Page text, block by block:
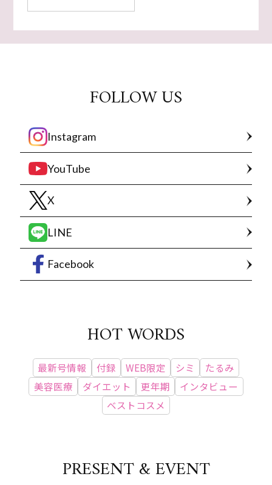
FOLLOW US
Instagram
YouTube
X
LINE
Facebook
HOT WORDS
最新号情報 付録 WEB限定 シミ
たるみ
美容医療
ダイエット 更年期
インタビュー
ベストコスメ
PRESENT & EVENT